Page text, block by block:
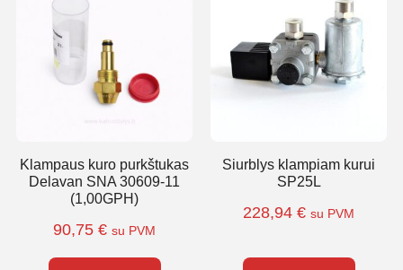
Klampaus kuro purkštukas
Delavan SNA 30609-11
(1,00GPH)
90,75 € su PVM
Siurblys klampiam kurui
SP25L
228,94 € su PVM